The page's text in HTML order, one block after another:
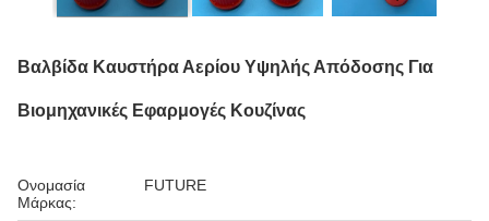
Βαλβίδα Καυστήρα Αερίου Υψηλής Απόδοσης Για
Βιομηχανικές Εφαρμογές Κουζίνας
Ονομασία
Μάρκας:
FUTURE